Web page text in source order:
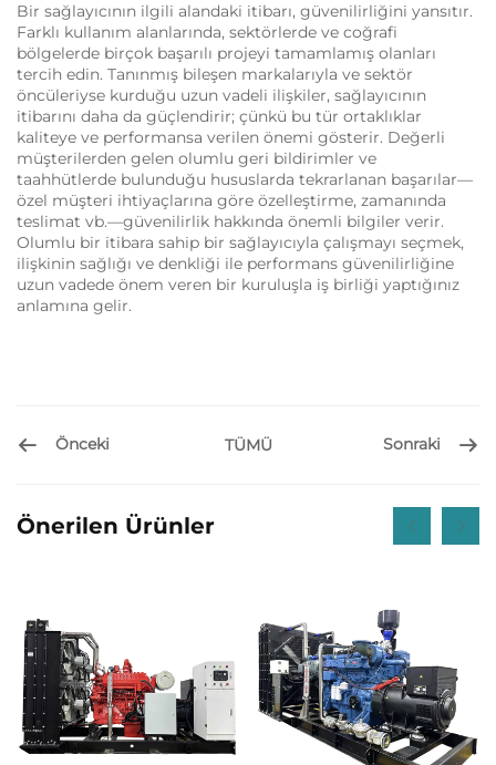
Bir sağlayıcının ilgili alandaki itibarı, güvenilirliğini yansıtır.
Farklı kullanım alanlarında, sektörlerde ve coğrafi
bölgelerde birçok başarılı projeyi tamamlamış olanları
tercih edin. Tanınmış bileşen markalarıyla ve sektör
öncüleriyse kurduğu uzun vadeli ilişkiler, sağlayıcının
itibarını daha da güçlendirir; çünkü bu tür ortaklıklar
kaliteye ve performansa verilen önemi gösterir. Değerli
müşterilerden gelen olumlu geri bildirimler ve
taahhütlerde bulunduğu hususlarda tekrarlanan başarılar—
özel müşteri ihtiyaçlarına göre özelleştirme, zamanında
teslimat vb.—güvenilirlik hakkında önemli bilgiler verir.
Olumlu bir itibara sahip bir sağlayıcıyla çalışmayı seçmek,
ilişkinin sağlığı ve denkliği ile performans güvenilirliğine
uzun vadede önem veren bir kuruluşla iş birliği yaptığınız
anlamına gelir.
Önceki TÜMÜ Sonraki
Önerilen Ürünler